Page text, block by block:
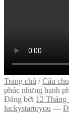
Trang chủ /Câu
phúc nhưng hạnh
Đăng bởi 12 Tháng
luckystartoyou —